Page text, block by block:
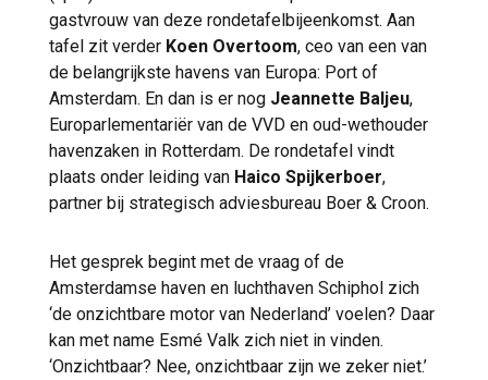
gastvrouw van deze rondetafelbijeenkomst. Aan
tafel zit verder Koen Overtoom, ceo van een van
de belangrijkste havens van Europa: Port of
Amsterdam. En dan is er nog Jeannette Baljeu,
Europarlementariër van de VVD en oud-wethouder
havenzaken in Rotterdam. De rondetafel vindt
plaats onder leiding van Haico Spijkerboer,
partner bij strategisch adviesbureau Boer & Croon.
Het gesprek begint met de vraag of de
Amsterdamse haven en luchthaven Schiphol zich
‘de onzichtbare motor van Nederland’ voelen? Daar
kan met name Esmé Valk zich niet in vinden.
‘Onzichtbaar? Nee, onzichtbaar zijn we zeker niet.’